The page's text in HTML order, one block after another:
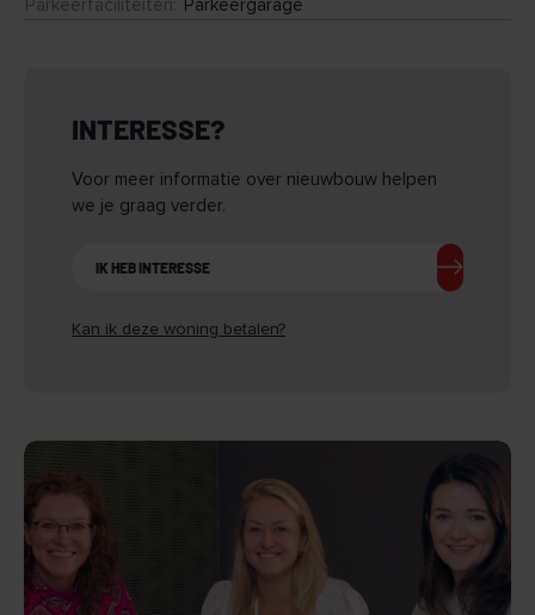
Parkeerfaciliteiten Parkeergarage
INTERESSE?
Voor meer informatie over nieuwbouw helpen
we je graag verder.
IK HEB INTERESSE
Kan ik deze woning betalen?